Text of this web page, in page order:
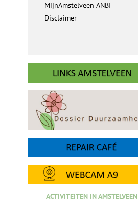
MijnAmstelveen ANBI
Disclaimer
ACTIVITEITEN IN AMSTELVEEN